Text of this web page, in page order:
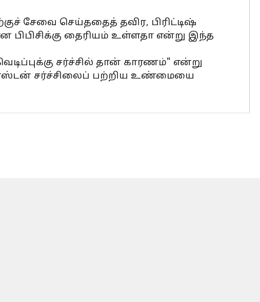
சேவை செய்ததைத் தவிர, பிரிட்டிஷ்
தைரியம் உள்ளதா என்று இந்த
சர்ச்சில் தான் காரணம்" என்று
சர்ச்சிலைப் பற்றிய உண்மையை